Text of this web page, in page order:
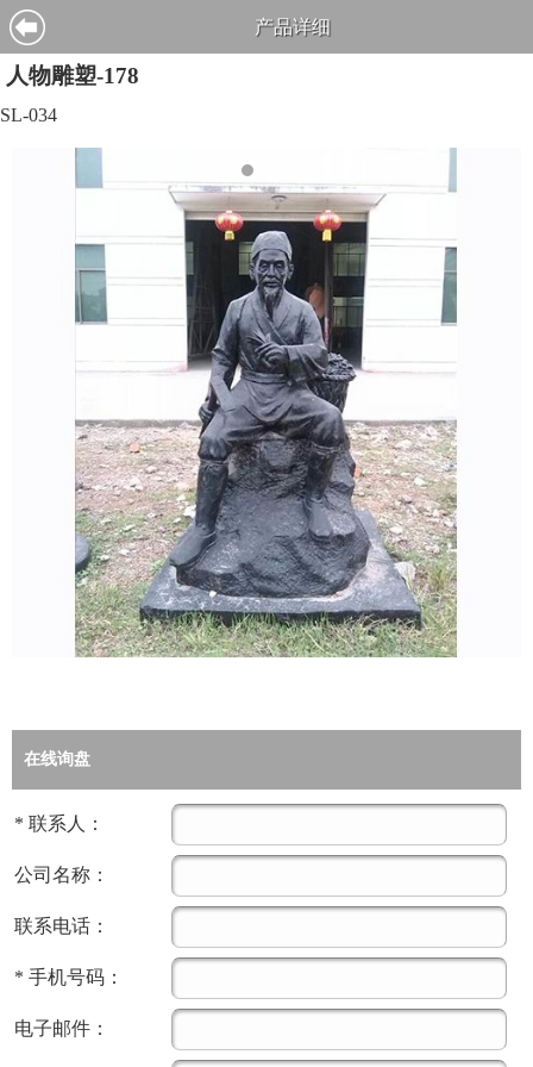
产品详细
人物雕塑-178
SL-034
在线询盘
* 联系人：
公司名称：
联系电话：
* 手机号码：
电子邮件：